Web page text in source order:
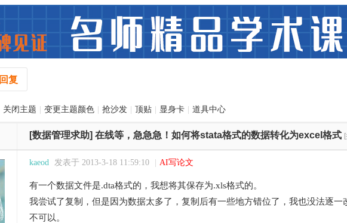
回复
关闭主题 变更主题颜色 抢沙发 顶贴 显身卡 道具中心
[数据管理求助] 在线等，急急急！如何将stata格式的数据转化为excel格式
kaeod 发表于 2013-3-18 11:59:10 AI写论文
有一个数据文件是.dta格式的，我想将其保存为.xls格式的。
我尝试了复制，但是因为数据太多了，复制后有一些地方错位了，我也没法逐一
不可以。